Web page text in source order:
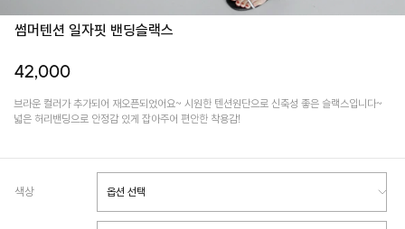
썸머텐션 일자핏 밴딩슬랙스
42,000
브라운 컬러가 추가되어 재오픈되었어요~ 시원한 텐션원단으로 신축성 좋은 슬랙스입니다~
넓은 허리밴딩으로 안정감 있게 잡아주어 편안한 착용감!
색상